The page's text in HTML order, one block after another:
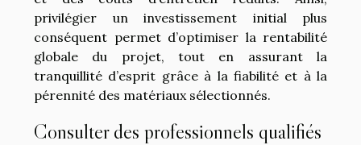
privilégier un investissement initial plus
conséquent permet d’optimiser la rentabilité
globale du projet, tout en assurant la
tranquillité d’esprit grâce à la fiabilité et à la
pérennité des matériaux sélectionnés.
Consulter des professionnels qualifiés